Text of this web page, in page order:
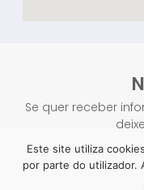
Se quer receber
Este site utiliza
por parte do utilizador.